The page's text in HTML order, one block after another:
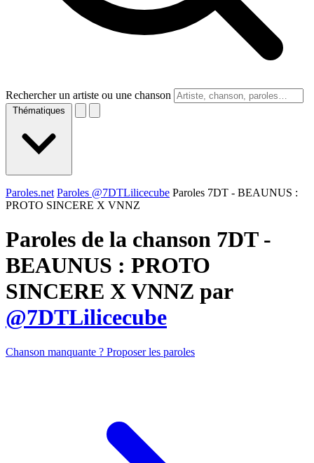
Rechercher un artiste ou une chanson
Thématiques
Paroles.net Paroles @7DTLilicecube Paroles 7DT - BEAUNUS :
PROTO SINCERE X VNNZ
Paroles de la chanson 7DT -
BEAUNUS : PROTO
SINCERE X VNNZ par
@7DTLilicecube
Chanson manquante ? Proposer les paroles